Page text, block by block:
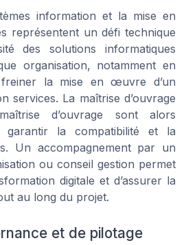
information et la mise en
représentent un défi technique
des solutions informatiques
organisation, notamment en
la mise en œuvre d’un
services. La maîtrise d’ouvrage
d’ouvrage sont alors
garantir la compatibilité et la
Un accompagnement par un
ou conseil gestion permet
digitale et d’assurer la
au long du projet.
et de pilotage